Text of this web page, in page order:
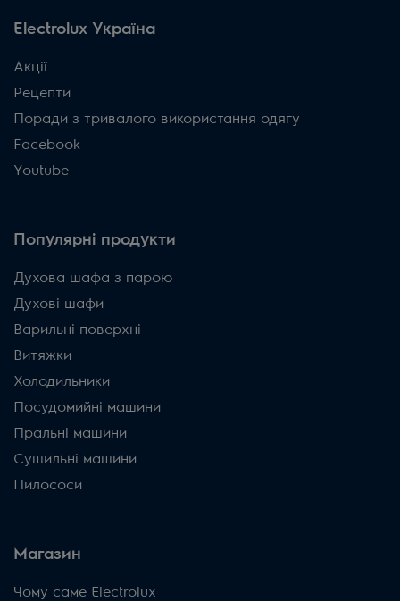
Electrolux Україна
Акції
Рецепти
Поради з тривалого використання одягу
Facebook
Youtube
Популярні продукти
Духова шафа з парою
Духові шафи
Варильні поверхні
Витяжки
Холодильники
Посудомийні машини
Пральні машини
Сушильні машини
Пилососи
Магазин
Чому саме Electrolux